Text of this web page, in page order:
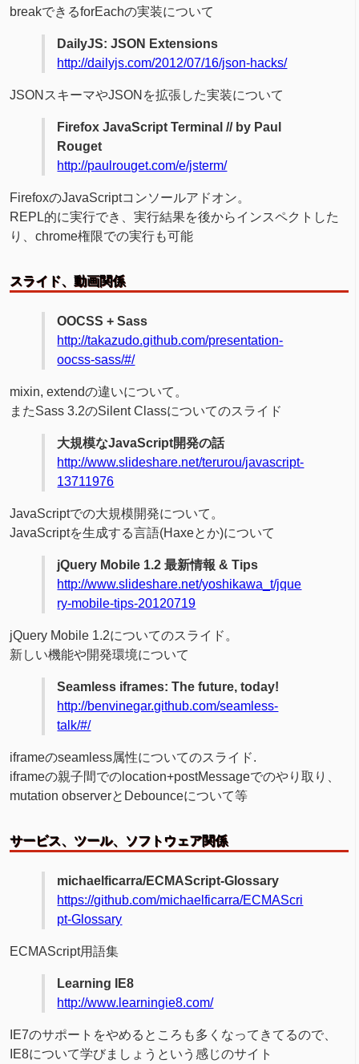
breakできるforEachの実装について
DailyJS: JSON Extensions
http://dailyjs.com/2012/07/16/json-hacks/
JSONスキーマやJSONを拡張した実装について
Firefox JavaScript Terminal // by Paul
Rouget
http://paulrouget.com/e/jsterm/
FirefoxのJavaScriptコンソールアドオン。
REPL的に実行でき、実行結果を後からインスペクトした
り、chrome権限での実行も可能
スライド、動画関係
OOCSS + Sass
http://takazudo.github.com/presentation-
oocss-sass/#/
mixin, extendの違いについて。
またSass 3.2のSilent Classについてのスライド
大規模なJavaScript開発の話
http://www.slideshare.net/terurou/javascript-
13711976
JavaScriptでの大規模開発について。
JavaScriptを生成する言語(Haxeとか)について
jQuery Mobile 1.2 最新情報 & Tips
http://www.slideshare.net/yoshikawa_t/jque
ry-mobile-tips-20120719
jQuery Mobile 1.2についてのスライド。
新しい機能や開発環境について
Seamless iframes: The future, today!
http://benvinegar.github.com/seamless-
talk/#/
iframeのseamless属性についてのスライド.
iframeの親子間でのlocation+postMessageでのやり取り、
mutation observerとDebounceについて等
サービス、ツール、ソフトウェア関係
michaelficarra/ECMAScript-Glossary
https://github.com/michaelficarra/ECMAScri
pt-Glossary
ECMAScript用語集
Learning IE8
http://www.learningie8.com/
IE7のサポートをやめるところも多くなってきてるので、
IE8について学びましょうという感じのサイト